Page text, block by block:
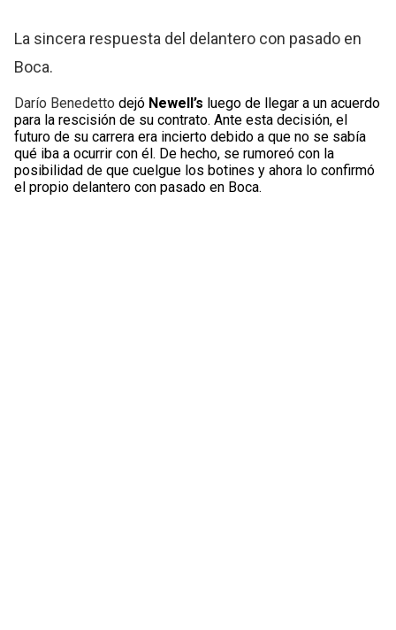
La sincera respuesta del delantero con pasado en
Boca.
Darío Benedetto dejó Newell’s luego de llegar a un acuerdo
para la rescisión de su contrato. Ante esta decisión, el
futuro de su carrera era incierto debido a que no se sabía
qué iba a ocurrir con él. De hecho, se rumoreó con la
posibilidad de que cuelgue los botines y ahora lo confirmó
el propio delantero con pasado en Boca.